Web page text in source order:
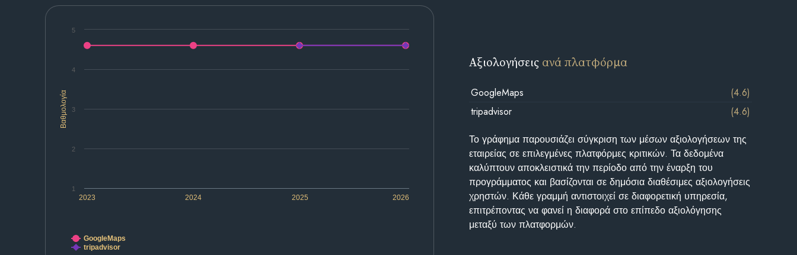
Βαθμολογία
2023 2024 2025 2026
1
2
3
4
5
GoogleMaps
tripadvisor
Αξιολογήσεις ανά πλατφόρμα
GoogleMaps
(4.6)
tripadvisor
(4.6)
Το γράφημα παρουσιάζει σύγκριση των μέσων αξιολογήσεων της
εταιρείας σε επιλεγμένες πλατφόρμες κριτικών. Τα δεδομένα
καλύπτουν αποκλειστικά την περίοδο από την έναρξη του
προγράμματος και βασίζονται σε δημόσια διαθέσιμες αξιολογήσεις
χρηστών. Κάθε γραμμή αντιστοιχεί σε διαφορετική υπηρεσία,
επιτρέποντας να φανεί η διαφορά στο επίπεδο αξιολόγησης
μεταξύ των πλατφορμών.